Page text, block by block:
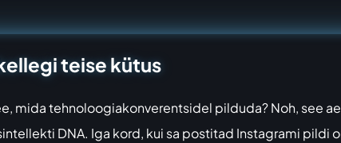
teise kütus
mida tehnoloogiakonverentsidel pilduda? Noh, see
DNA. Iga kord, kui sa postitad Instagrami pildi